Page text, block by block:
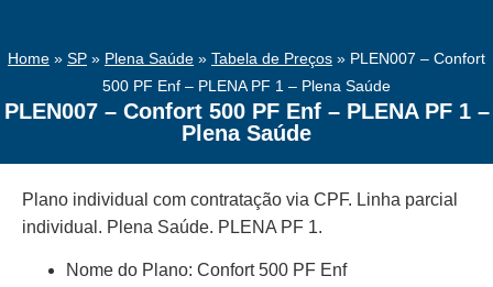
Home » SP » Plena Saúde​ » Tabela de Preços » PLEN007 – Confort
500 PF Enf – PLENA PF 1 – Plena Saúde
PLEN007 – Confort 500 PF Enf – PLENA PF 1 –
Plena Saúde
Plano individual com contratação via CPF. Linha parcial
individual. Plena Saúde. PLENA PF 1.
Nome do Plano: Confort 500 PF Enf